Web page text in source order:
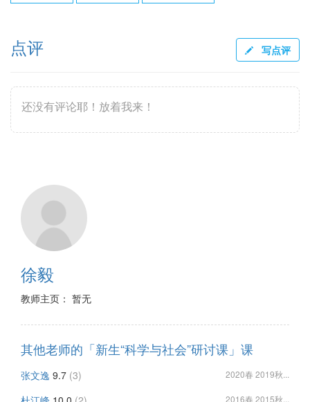
点评 写点评
还没有评论耶！放着我来！
徐毅
教师主页： 暂无
其他老师的「新生“科学与社会”研讨课」课
张文逸 9.7 (3) 2020春 2019秋...
2016春 2015秋...